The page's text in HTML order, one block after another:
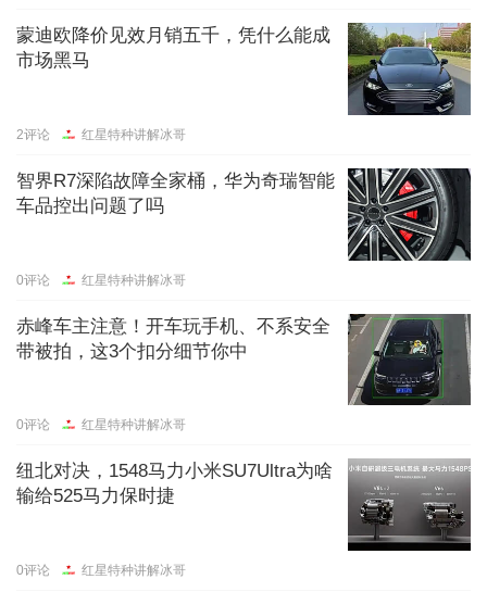
蒙迪欧降价见效月销五千，凭什么能成
市场黑马
2评论 红星特种讲解冰哥
智界R7深陷故障全家桶，华为奇瑞智能
车品控出问题了吗
0评论 红星特种讲解冰哥
赤峰车主注意！开车玩手机、不系安全
带被拍，这3个扣分细节你中
0评论 红星特种讲解冰哥
纽北对决，1548马力小米SU7Ultra为啥
输给525马力保时捷
0评论 红星特种讲解冰哥